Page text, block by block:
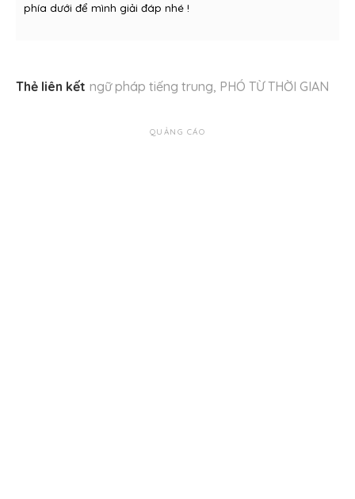
phía dưới để mình giải đáp nhé !
Thẻ liên kết ngữ pháp tiếng trung PHÓ TỪ THỜI GIAN
QUẢNG CÁO